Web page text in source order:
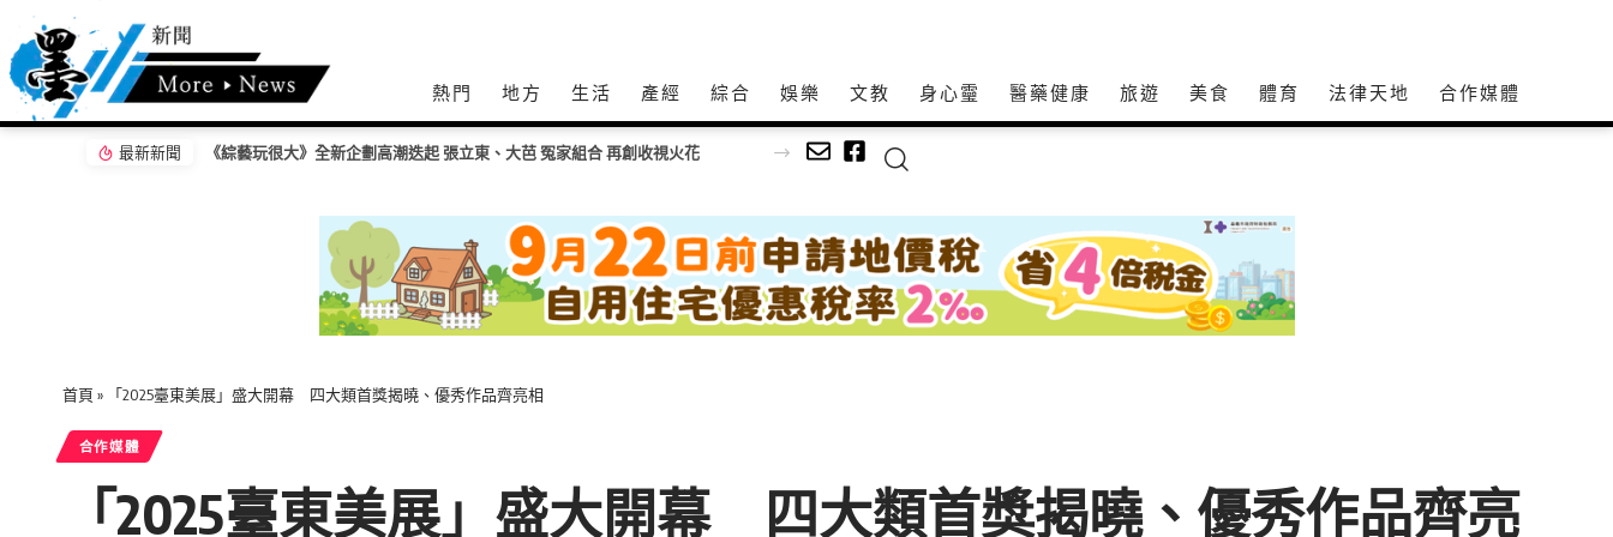
熱門 地方 生活 產經 綜合 娛樂 文教 身心𩆜 醫藥健康 旅遊 美食 體育 法律天地 合作媒體
最新新聞 《綜藝玩很大》全新企劃高潮迭起 張立東、大芭 冤家組合 再創收視火花
首頁 » 「2025臺東美展」盛大開幕 四大類首獎揭曉、優秀作品齊亮相
合作媒體
「2025臺東美展」盛大開幕 四大類首獎揭曉、優秀作品齊亮